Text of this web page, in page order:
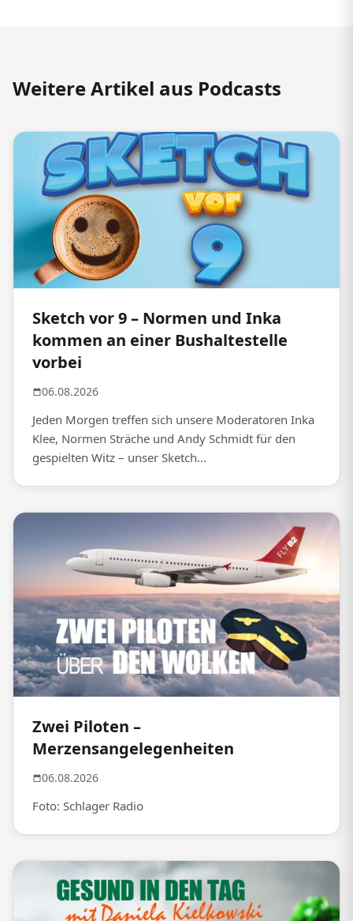
Weitere Artikel aus Podcasts
Sketch vor 9 – Normen und Inka
kommen an einer Bushaltestelle
vorbei
06.08.2026
Jeden Morgen treffen sich unsere Moderatoren Inka
Klee, Normen Sträche und Andy Schmidt für den
gespielten Witz – unser Sketch...
Zwei Piloten –
Merzensangelegenheiten
06.08.2026
Foto: Schlager Radio